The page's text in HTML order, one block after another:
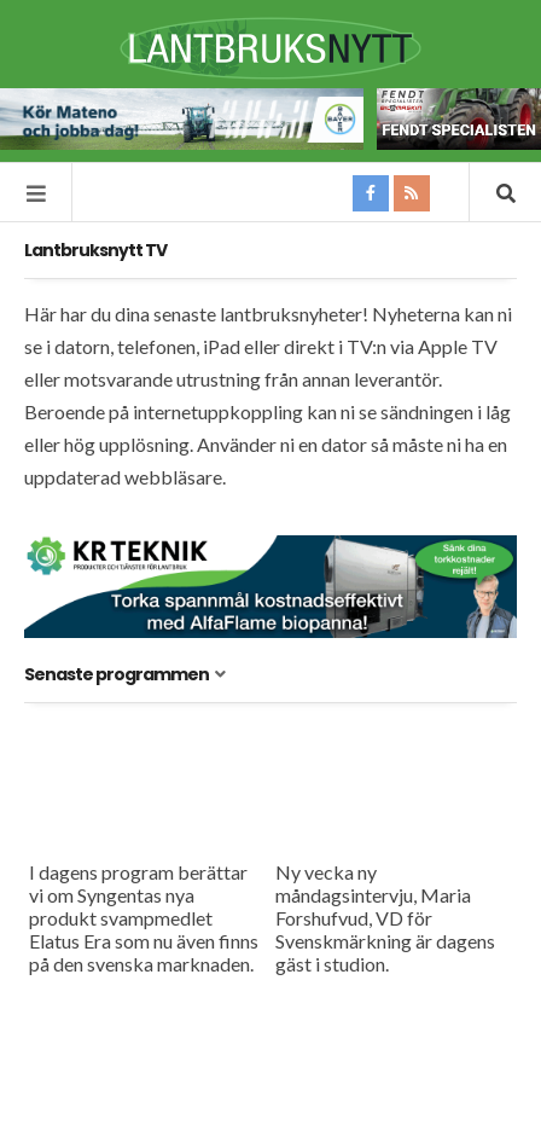
Lantbruksnytt TV
Här har du dina senaste lantbruksnyheter! Nyheterna kan ni
se i datorn, telefonen, iPad eller direkt i TV:n via Apple TV
eller motsvarande utrustning från annan leverantör.
Beroende på internetuppkoppling kan ni se sändningen i låg
eller hög upplösning. Använder ni en dator så måste ni ha en
uppdaterad webbläsare.
Senaste programmen
I dagens program berättar
vi om Syngentas nya
produkt svampmedlet
Elatus Era som nu även finns
på den svenska marknaden.
Ny vecka ny
måndagsintervju, Maria
Forshufvud, VD för
Svenskmärkning är dagens
gäst i studion.